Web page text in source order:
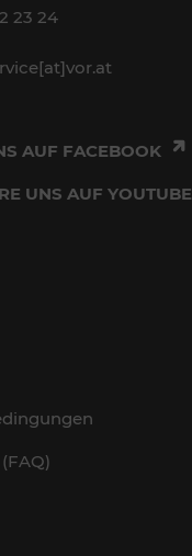
23 24
AUF FACEBOOK
UNS AUF YOUTUBE